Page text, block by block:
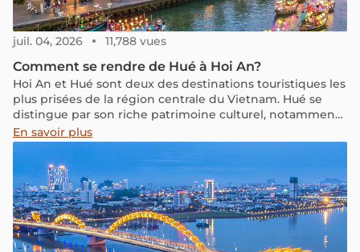
juil. 04, 2026 11,788 vues
Comment se rendre de Hué à Hoi An?
Hoi An et Hué sont deux des destinations touristiques les
plus prisées de la région centrale du Vietnam. Hué se
distingue par son riche patrimoine culturel, notamment
à travers ses monuments historiques comme la Citadelle
de Hué et Les tombeaux impériaux à Hué. En revanche,
Hoi An séduit les visiteurs par la beauté paisible de sa
vieille ville, avec ses maisons anciennes aux murs jaune
délavé et illuminées par des lanternes en papier la nuit.
En savoir plus